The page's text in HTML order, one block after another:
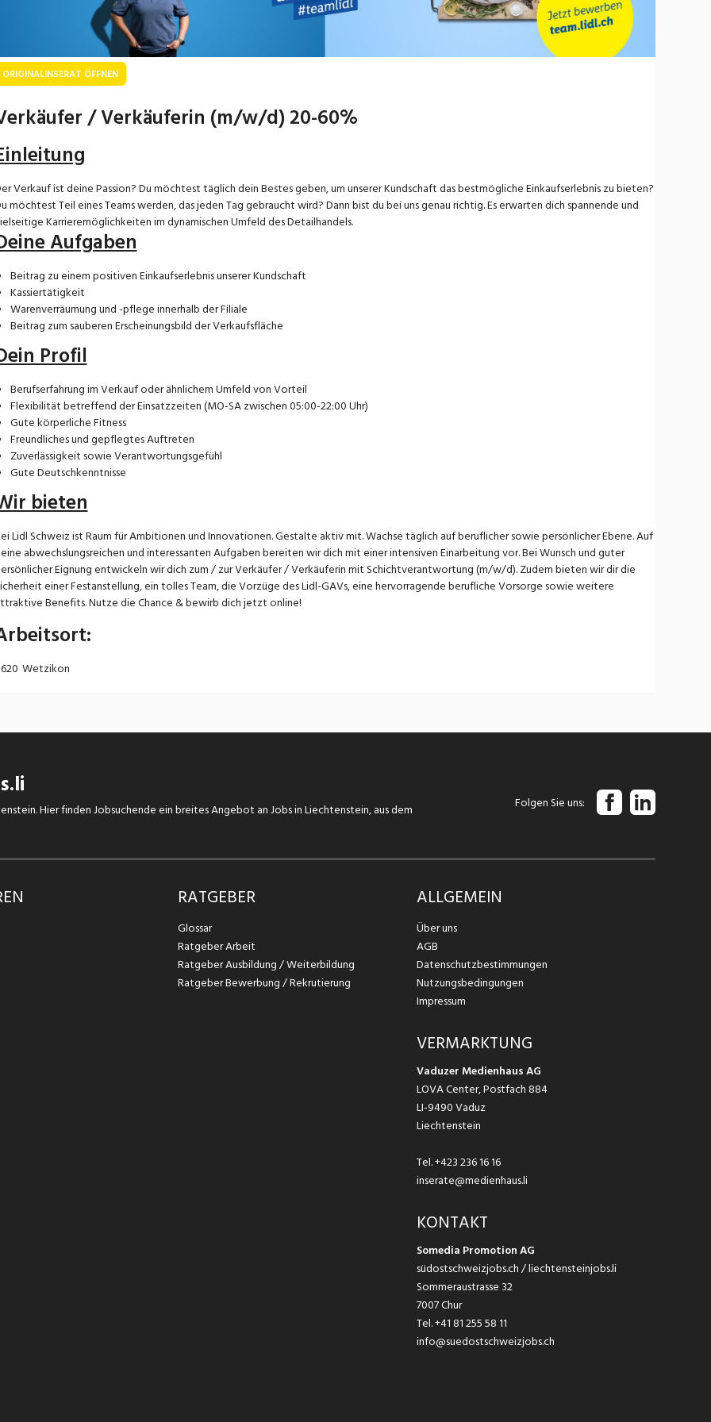
ORIGINALINSERAT ÖFFNEN
/ Verkäuferin (m/w/d) 20-60%
Verkauf ist deine Passion? Du möchtest täglich dein Bestes geben, um unserer Kundschaft das bestmögliche Einkaufserlebnis zu bieten?
möchtest Teil eines Teams werden, das jeden Tag gebraucht wird? Dann bist du bei uns genau richtig. Es erwarten dich spannende und
Karrieremöglichkeiten im dynamischen Umfeld des Detailhandels.
Aufgaben
Beitrag zu einem positiven Einkaufserlebnis unserer Kundschaft
Kassiertätigkeit
Warenverräumung und -pflege innerhalb der Filiale
Beitrag zum sauberen Erscheinungsbild der Verkaufsfläche
Profil
Berufserfahrung im Verkauf oder ähnlichem Umfeld von Vorteil
Flexibilität betreffend der Einsatzzeiten (MO-SA zwischen 05:00-22:00 Uhr)
Gute körperliche Fitness
Freundliches und gepflegtes Auftreten
Zuverlässigkeit sowie Verantwortungsgefühl
Gute Deutschkenntnisse
bieten
Lidl Schweiz ist Raum für Ambitionen und Innovationen. Gestalte aktiv mit. Wachse täglich auf beruflicher sowie persönlicher Ebene. Auf
abwechslungsreichen und interessanten Aufgaben bereiten wir dich mit einer intensiven Einarbeitung vor. Bei Wunsch und guter
Eignung entwickeln wir dich zum / zur Verkäufer / Verkäuferin mit Schichtverantwortung (m/w/d). Zudem bieten wir dir die
einer Festanstellung, ein tolles Team, die Vorzüge des Lidl-GAVs, eine hervorragende berufliche Vorsorge sowie weitere
Benefits. Nutze die Chance & bewirb dich jetzt online!
:
Wetzikon
Hier finden Jobsuchende ein breites Angebot an Jobs in Liechtenstein, aus dem
Folgen Sie uns
RATGEBER
Glossar
Ratgeber Arbeit
Ratgeber Ausbildung / Weiterbildung
Ratgeber Bewerbung / Rekrutierung
ALLGEMEIN
Über uns
AGB
Datenschutzbestimmungen
Nutzungsbedingungen
Impressum
VERMARKTUNG
Vaduzer Medienhaus AG
LOVA Center, Postfach 884
LI-9490 Vaduz
Liechtenstein
Tel.+423 236 16 16
inserate@medienhaus.li
KONTAKT
Somedia Promotion AG
südostschweizjobs.ch / liechtensteinjobs.li
Sommeraustrasse 32
7007 Chur
Tel.+41 81 255 58 11
info@suedostschweizjobs.ch